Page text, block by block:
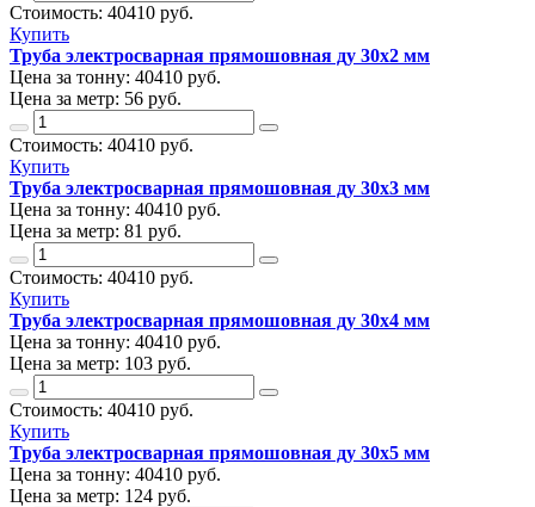
Стоимость: 40410 руб.
Купить
Труба электросварная прямошовная ду 30х2 мм
Цена за тонну: 40410 руб.
Цена за метр: 56 руб.
Стоимость: 40410 руб.
Купить
Труба электросварная прямошовная ду 30х3 мм
Цена за тонну: 40410 руб.
Цена за метр: 81 руб.
Стоимость: 40410 руб.
Купить
Труба электросварная прямошовная ду 30х4 мм
Цена за тонну: 40410 руб.
Цена за метр: 103 руб.
Стоимость: 40410 руб.
Купить
Труба электросварная прямошовная ду 30х5 мм
Цена за тонну: 40410 руб.
Цена за метр: 124 руб.